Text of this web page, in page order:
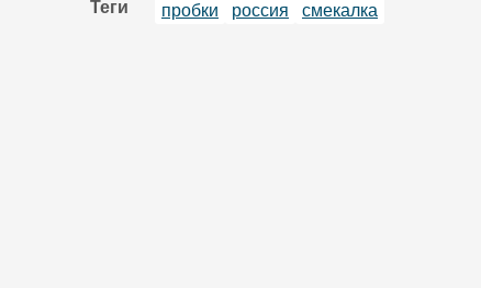
Теги пробки россия смекалка